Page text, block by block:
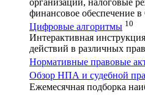
финансовое обеспечение
Цифровые алгоритмы 10
Интерактивная
действий в различных
Нормативные правовые
Обзор НПА и судебной
Ежемесячная подборка